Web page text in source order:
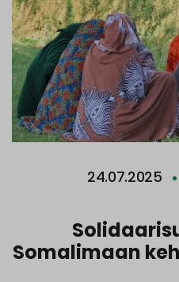
24.07.2025
Somalimaan